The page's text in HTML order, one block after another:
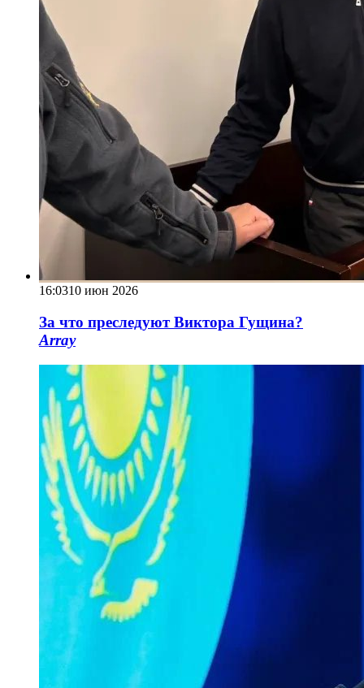
16:0310 июн 2026
За что преследуют Виктора Гущина?
Array